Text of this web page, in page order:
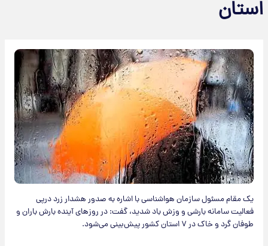
استان
یک مقام مسئول سازمان هواشناسی با اشاره به صدور هشدار زرد درپی
فعالیت سامانه بارشی و وزش باد شدید، گفت: در روزهای آینده بارش باران و
طوفان گرد و خاک در ۷ استان کشور پیش‌بینی می‌شود.